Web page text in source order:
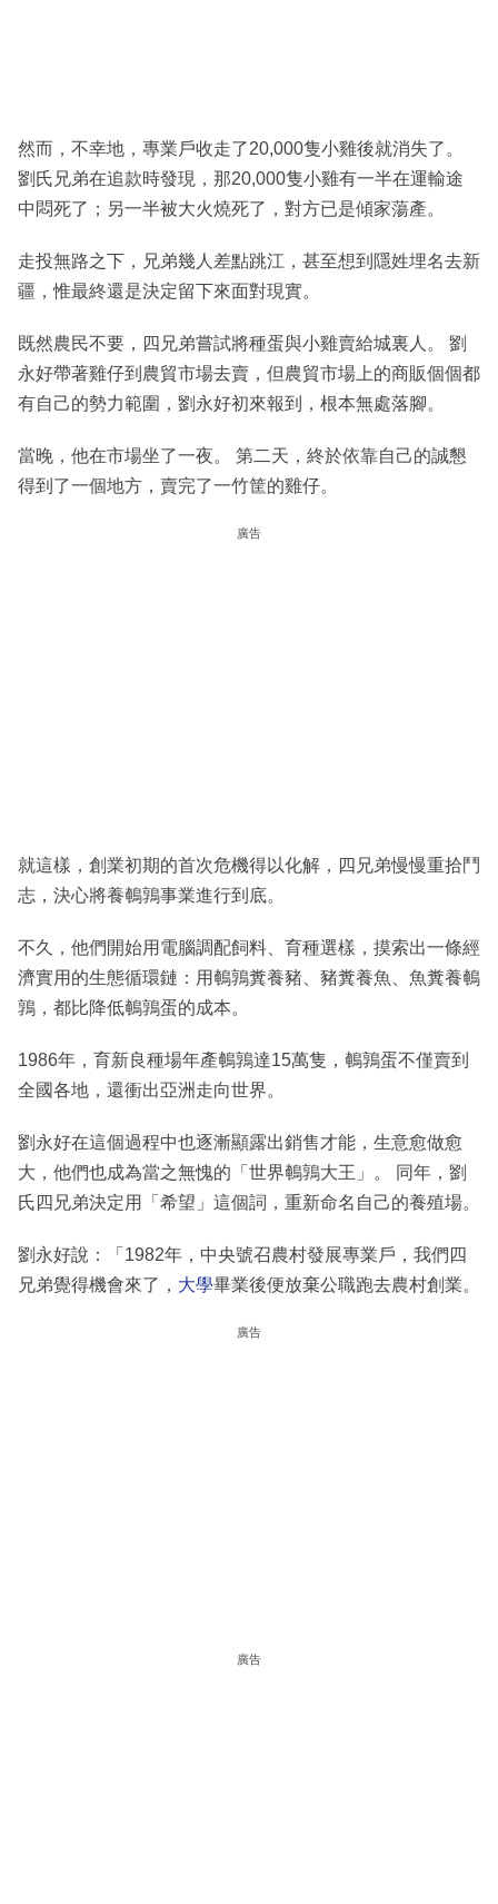
然而，不幸地，專業戶收走了20,000隻小雞後就消失了。
劉氏兄弟在追款時發現，那20,000隻小雞有一半在運輸途
中悶死了；另一半被大火燒死了，對方已是傾家蕩產。
走投無路之下，兄弟幾人差點跳江，甚至想到隱姓埋名去新
疆，惟最終還是決定留下來面對現實。
既然農民不要，四兄弟嘗試將種蛋與小雞賣給城裏人。 劉
永好帶著雞仔到農貿市場去賣，但農貿市場上的商販個個都
有自己的勢力範圍，劉永好初來報到，根本無處落腳。
當晚，他在市場坐了一夜。 第二天，終於依靠自己的誠懇
得到了一個地方，賣完了一竹筐的雞仔。
廣告
就這樣，創業初期的首次危機得以化解，四兄弟慢慢重拾鬥
志，決心將養鵪鶉事業進行到底。
不久，他們開始用電腦調配飼料、育種選樣，摸索出一條經
濟實用的生態循環鏈：用鵪鶉糞養豬、豬糞養魚、魚糞養鵪
鶉，都比降低鵪鶉蛋的成本。
1986年，育新良種場年產鵪鶉達15萬隻，鵪鶉蛋不僅賣到
全國各地，還衝出亞洲走向世界。
劉永好在這個過程中也逐漸顯露出銷售才能，生意愈做愈
大，他們也成為當之無愧的「世界鵪鶉大王」。 同年，劉
氏四兄弟決定用「希望」這個詞，重新命名自己的養殖場。
劉永好說：「1982年，中央號召農村發展專業戶，我們四
兄弟覺得機會來了， 大學畢業後便放棄公職跑去農村創業。
廣告
廣告